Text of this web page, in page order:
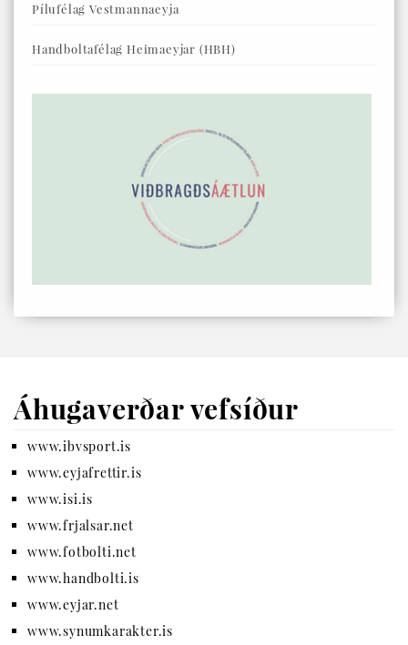
Pílufélag Vestmannaeyja
Handboltafélag Heimaeyjar (HBH)
Áhugaverðar vefsíður
www.ibvsport.is
www.eyjafrettir.is
www.isi.is
www.frjalsar.net
www.fotbolti.net
www.handbolti.is
www.eyjar.net
www.synumkarakter.is